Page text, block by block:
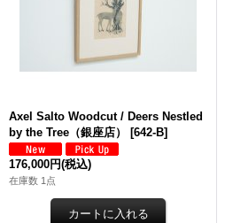
Axel Salto Woodcut / Deers Nestled
by the Tree（銀座店）
[642-B]
176,000円(税込)
在庫数 1点